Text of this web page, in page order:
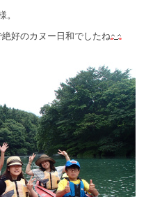
。
好のカヌー日和でしたね